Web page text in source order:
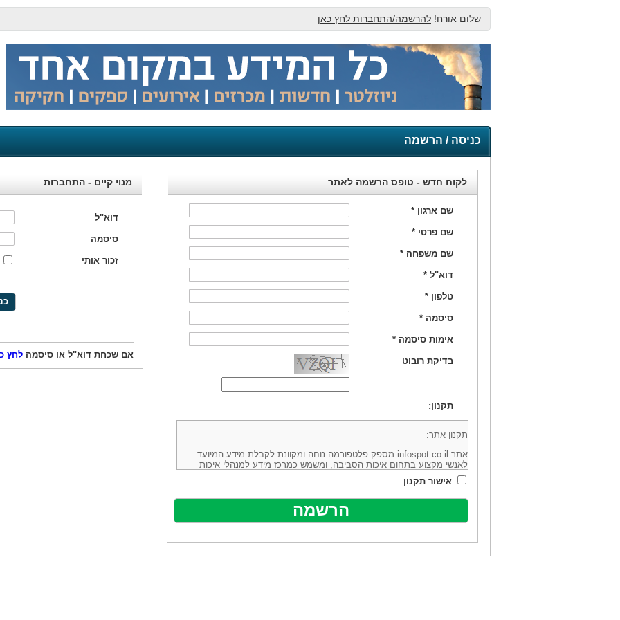
שלום אורח! להרשמה/התחברות לחץ כאן
כניסה / הרשמה
מנוי קיים - התחברות
דוא"ל
סיסמה
זכור אותי
אם שכחת דוא"ל או סיסמה לחץ
לקוח חדש - טופס הרשמה לאתר
שם ארגון *
שם פרטי *
שם משפחה *
דוא"ל *
טלפון *
סיסמה *
אימות סיסמה *
בדיקת רובוט
תקנון:
תקנון אתר:
אתר infospot.co.il מספק פלטפורמה נוחה ומקוונת לקבלת מידע המיועד
לאנשי מקצוע בתחום איכות הסביבה, ומשמש כמרכז מידע למנהלי איכות
סביבה (להלן: "המידע"). האתר בבעלותה ובניהולה של חברת יזמות וידע
מיקוד 6113102 ובדוא"ל: office@infospot.co.il (להלן: "האתר").
האתר אינו מספק את השירותים המפורסמים באתר ע"י ספקים שונים, איננו
מוכר את השירות המוצע באתר ע"י ספקים שונים, איננו מעורב במתן השירות
אלקטרונית של פרסום עבור נותני שירותים אלו. במילים אחרות, האחריות על
ביצוע העסקה בין הגולשים לבין המפרסמים נותני השירות ואיכותה מוטלת על
אישור תקנון